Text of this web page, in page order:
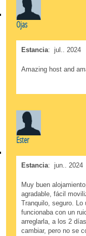
Ojas
Estancia: jul.. 2024
Amazing host and
Ester
Estancia: jun.. 2024
Muy buen
agradable, fácil
Tranquilo, seguro.
funcionaba con un
arreglarla, a los 2
cambiar, pero no se